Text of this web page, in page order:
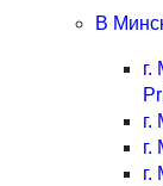
В
г.
г.
г.